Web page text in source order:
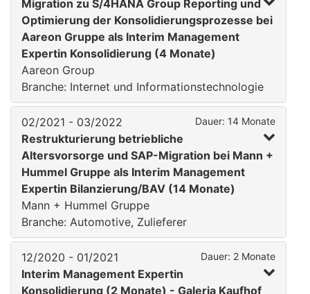
Migration zu S/4HANA Group Reporting und
Optimierung der Konsolidierungsprozesse bei
Aareon Gruppe als Interim Management
Expertin Konsolidierung (4 Monate)
Aareon Group
Branche: Internet und Informationstechnologie
02/2021 - 03/2022 Dauer: 14 Monate
Restrukturierung betriebliche
Altersvorsorge und SAP-Migration bei Mann +
Hummel Gruppe als Interim Management
Expertin Bilanzierung/BAV (14 Monate)
Mann + Hummel Gruppe
Branche: Automotive, Zulieferer
12/2020 - 01/2021 Dauer: 2 Monate
Interim Management Expertin
Konsolidierung (2 Monate) - Galeria Kaufhof